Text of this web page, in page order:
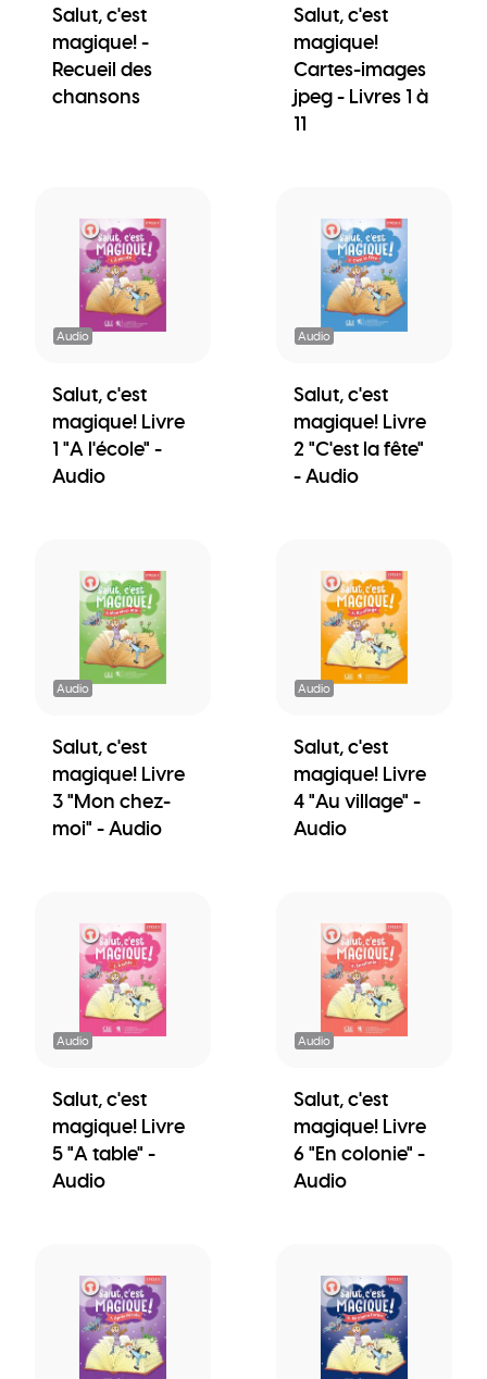
Salut, c'est
magique! -
Recueil des
chansons
Salut, c'est
magique!
Cartes-images
jpeg - Livres 1 à
11
Audio
Salut, c'est
magique! Livre
1 "A l'école" -
Audio
Audio
Salut, c'est
magique! Livre
2 "C'est la fête"
- Audio
Audio
Salut, c'est
magique! Livre
3 "Mon chez-
moi" - Audio
Audio
Salut, c'est
magique! Livre
4 "Au village" -
Audio
Audio
Salut, c'est
magique! Livre
5 "A table" -
Audio
Audio
Salut, c'est
magique! Livre
6 "En colonie" -
Audio